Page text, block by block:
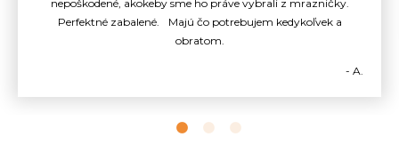
nepoškodené, akokeby sme ho práve vybrali z mrazničky.
Perfektné zabalené. Majú čo potrebujem kedykoľvek a
obratom.
- A.